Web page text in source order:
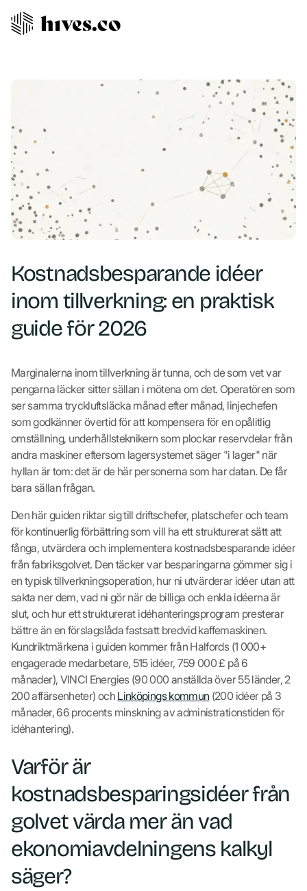
Kostnadsbesparande idéer
inom tillverkning: en praktisk
guide för 2026
Marginalerna inom tillverkning är tunna, och de som vet var
pengarna läcker sitter sällan i mötena om det. Operatören som
ser samma tryckluftsläcka månad efter månad, linjechefen
som godkänner övertid för att kompensera för en opålitlig
omställning, underhållsteknikern som plockar reservdelar från
andra maskiner eftersom lagersystemet säger "i lager" när
hyllan är tom: det är de här personerna som har datan. De får
bara sällan frågan.
Den här guiden riktar sig till driftschefer, platschefer och team
för kontinuerlig förbättring som vill ha ett strukturerat sätt att
fånga, utvärdera och implementera kostnadsbesparande idéer
från fabriksgolvet. Den täcker var besparingarna gömmer sig i
en typisk tillverkningsoperation, hur ni utvärderar idéer utan att
sakta ner dem, vad ni gör när de billiga och enkla idéerna är
slut, och hur ett strukturerat idéhanteringsprogram presterar
bättre än en förslagslåda fastsatt bredvid kaffemaskinen.
Kundriktmärkena i guiden kommer från Halfords (1 000+
engagerade medarbetare, 515 idéer, 759 000 £ på 6
månader), VINCI Energies (90 000 anställda över 55 länder, 2
200 affärsenheter) och Linköpings kommun (200 idéer på 3
månader, 66 procents minskning av administrationstiden för
idéhantering).
Varför är
kostnadsbesparingsidéer från
golvet värda mer än vad
ekonomiavdelningens kalkyl
säger?